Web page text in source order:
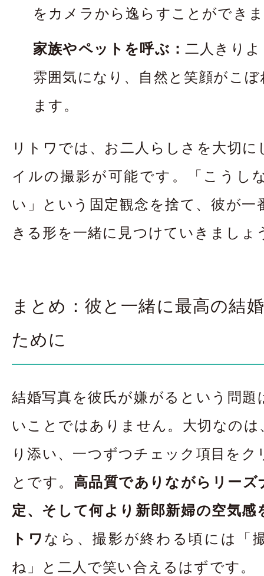
をカメラから逸らすことができ
家族やペットを呼ぶ： 二人きり
雰囲気になり、自然と笑顔がこ
ます。
リトワでは、お二人らしさを大切
イルの撮影が可能です。「こうし
い」という固定観念を捨て、彼が一
きる形を一緒に見つけていきましょ
まとめ：彼と一緒に最高の結
ために
結婚写真を彼氏が嫌がるという問題
いことではありません。大切なのは
り添い、一つずつチェック項目を
とです。 高品質でありながらリーズ
定、そして何より新郎新婦の空気感
トワなら、撮影が終わる頃には「
ね」と二人で笑い合えるはずです。